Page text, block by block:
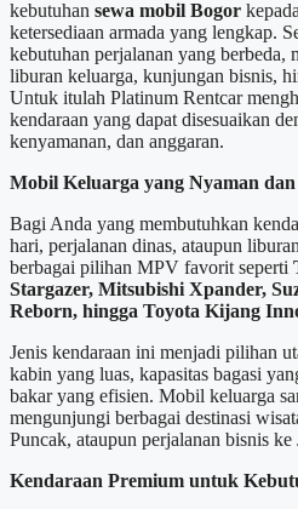
kebutuhan sewa mobil Bogor
ketersediaan armada yang lengkap.
kebutuhan perjalanan yang berbeda,
liburan keluarga, kunjungan bisnis,
Untuk itulah Platinum Rentcar
kendaraan yang dapat disesuaikan
kenyamanan, dan anggaran.
Mobil Keluarga yang Nyaman
Bagi Anda yang membutuhkan
hari, perjalanan dinas, ataupun
berbagai pilihan MPV favorit seperti
Stargazer, Mitsubishi Xpander,
Reborn, hingga Toyota Kijang
Jenis kendaraan ini menjadi pilihan
kabin yang luas, kapasitas bagasi
bakar yang efisien. Mobil keluarga
mengunjungi berbagai destinasi
Puncak, ataupun perjalanan bisnis ke
Kendaraan Premium untuk